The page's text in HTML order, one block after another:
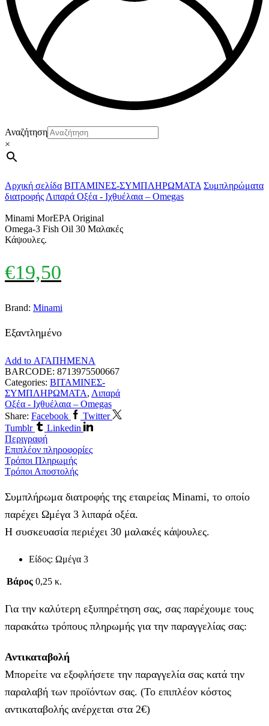
Αναζήτηση
×
Αρχική σελίδα ΒΙΤΑΜΙΝΕΣ-ΣΥΜΠΛΗΡΩΜΑΤΑ Συμπληρώματα
διατροφής Λιπαρά Οξέα - Ιχθυέλαια – Omegas
Minami MorEPA Original
Omega-3 Fish Oil 30 Μαλακές
Κάψουλες.
€19,50
Brand: Minami
Εξαντλημένο
Add to ΑΓΑΠΗΜΕΝΑ
BARCODE: 8713975500667
Categories: ΒΙΤΑΜΙΝΕΣ-
ΣΥΜΠΛΗΡΩΜΑΤΑ, Λιπαρά
Οξέα - Ιχθυέλαια – Omegas
Share: Facebook
Twitter
Tumblr
Linkedin
Περιγραφή
Επιπλέον πληροφορίες
Τρόποι Πληρωμής
Τρόποι Αποστολής
Συμπλήρωμα διατροφής της εταιρείας Minami, το οποίο
παρέχει Ωμέγα 3 λιπαρά οξέα.
Η συσκευασία περιέχει 30 μαλακές κάψουλες.
Είδος: Ωμέγα 3
Βάρος 0,25 κ.
Για την καλύτερη εξυπηρέτηση σας, σας παρέχουμε τους
παρακάτω τρόπους πληρωμής για την παραγγελίας σας:
Αντικαταβολή
Μπορείτε να εξοφλήσετε την παραγγελία σας κατά την
παραλαβή των προϊόντων σας. (Το επιπλέον κόστος
αντικαταβολής ανέρχεται στα 2€)